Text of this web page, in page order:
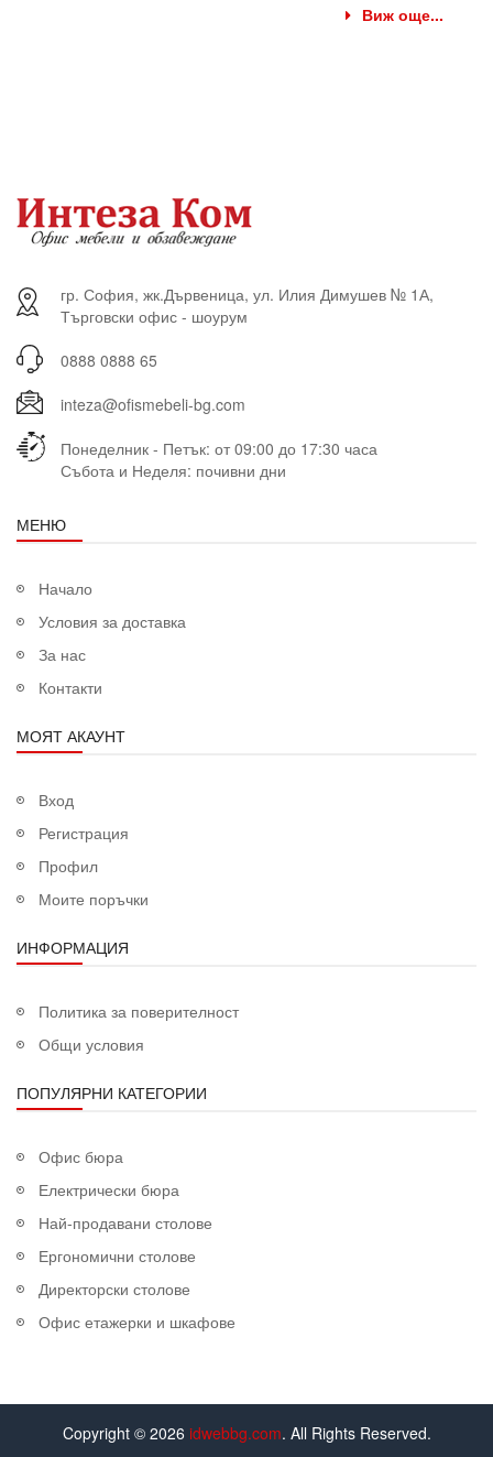
Виж още...
гр. София, жк.Дървеница, ул. Илия Димушев № 1А,
Търговски офис - шоурум
0888 0888 65
inteza@ofismebeli-bg.com
Понеделник - Петък: от 09:00 до 17:30 часа
Събота и Неделя: почивни дни
МЕНЮ
Начало
Условия за доставка
За нас
Контакти
МОЯТ АКАУНТ
Вход
Регистрация
Профил
Моите поръчки
ИНФОРМАЦИЯ
Политика за поверителност
Общи условия
ПОПУЛЯРНИ КАТЕГОРИИ
Офис бюра
Електрически бюра
Най-продавани столове
Ергономични столове
Директорски столове
Офис етажерки и шкафове
Copyright © 2026 idwebbg.com. All Rights Reserved.